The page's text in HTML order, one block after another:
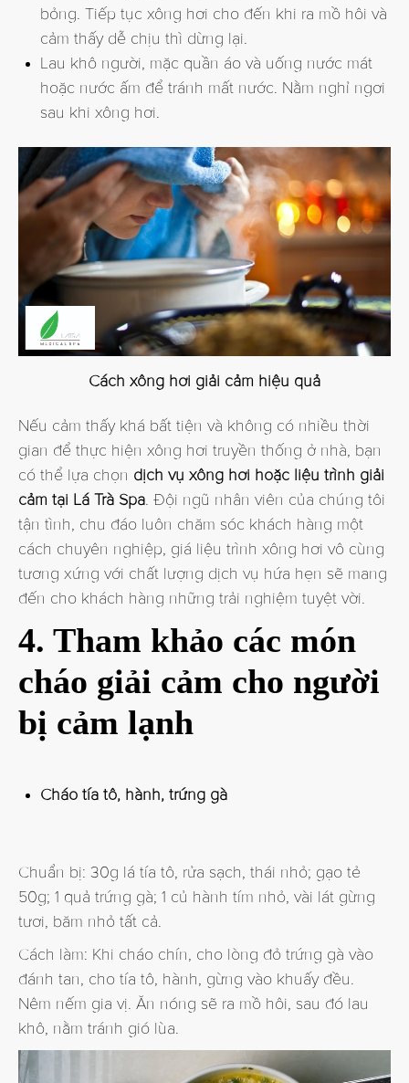
bỏng. Tiếp tục xông hơi cho đến khi ra mồ hôi và
cảm thấy dễ chịu thì dừng lại.
Lau khô người, mặc quần áo và uống nước mát
hoặc nước ấm để tránh mất nước. Nằm nghỉ ngơi
sau khi xông hơi.
Cách xông hơi giải cảm hiệu quả
Nếu cảm thấy khá bất tiện và không có nhiều thời
gian để thực hiện xông hơi truyền thống ở nhà, bạn
có thể lựa chọn dịch vụ xông hơi hoặc liệu trình giải
cảm tại Lá Trà Spa. Đội ngũ nhân viên của chúng tôi
tận tình, chu đáo luôn chăm sóc khách hàng một
cách chuyên nghiệp, giá liệu trình xông hơi vô cùng
tương xứng với chất lượng dịch vụ hứa hẹn sẽ mang
đến cho khách hàng những trải nghiệm tuyệt vời.
4. Tham khảo các món
cháo giải cảm cho người
bị cảm lạnh
Cháo tía tô, hành, trứng gà
Chuẩn bị: 30g lá tía tô, rửa sạch, thái nhỏ; gạo tẻ
50g; 1 quả trứng gà; 1 củ hành tím nhỏ, vài lát gừng
tươi, băm nhỏ tất cả.
Cách làm: Khi cháo chín, cho lòng đỏ trứng gà vào
đánh tan, cho tía tô, hành, gừng vào khuấy đều.
Nêm nếm gia vị. Ăn nóng sẽ ra mồ hôi, sau đó lau
khô, nằm tránh gió lùa.